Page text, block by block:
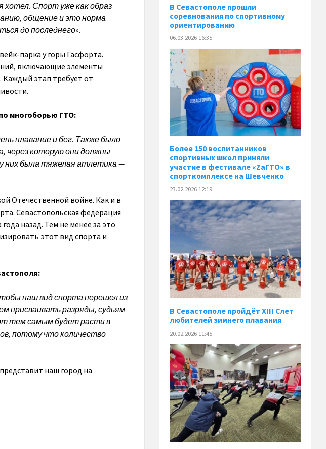
хотел. Спорт уже как образ
общение и это норма
до последнего».
парка у горы Гасфорта.
включающие элементы
Каждый этап требует от
многоборью ГТО:
плавание и бег. Также было
через которую они должны
них была тяжелая атлетика —
Отечественной войне. Как и в
Севастопольская федерация
назад. Тем не менее за это
этот вид спорта и
наш вид спорта перешел из
присваивать разряды, судьям
тем самым будет расти в
потому что количество
наш город на
В Севастополе прошли
соревнования по спортивному
ориентированию
06.03.2026 16:35
Более 150 воспитанников
спортивных школ приняли
участие в фестивале «ZaГТО» в
спорткомплексе на Шевченко
23.02.2026 12:19
В Севастополе пройдёт XIII Слет
любителей зимнего плавания
20.02.2026 11:45